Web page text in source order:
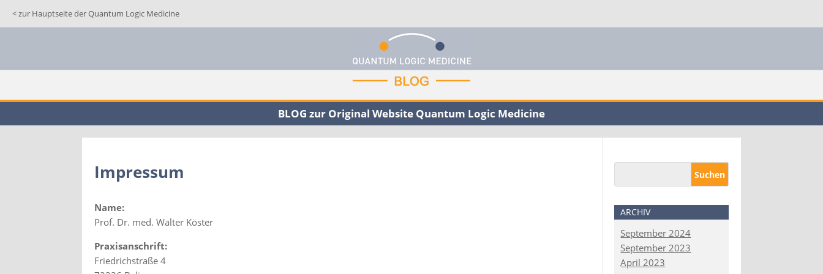
< zur Hauptseite der Quantum Logic Medicine
BLOG zur Original Website Quantum Logic Medicine
Impressum
Name:
Prof. Dr. med. Walter Köster
Praxisanschrift:
Friedrichstraße 4
ARCHIV
September 2024
September 2023
April 2023